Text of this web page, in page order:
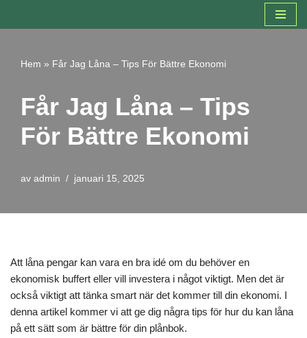
innehåll
Hem » Får Jag Låna – Tips För Bättre Ekonomi
Får Jag Låna – Tips
För Bättre Ekonomi
av admin januari 15, 2025
Att låna pengar kan vara en bra idé om du behöver en
ekonomisk buffert eller vill investera i något viktigt. Men det är
också viktigt att tänka smart när det kommer till din ekonomi. I
denna artikel kommer vi att ge dig några tips för hur du kan låna
på ett sätt som är bättre för din plånbok.